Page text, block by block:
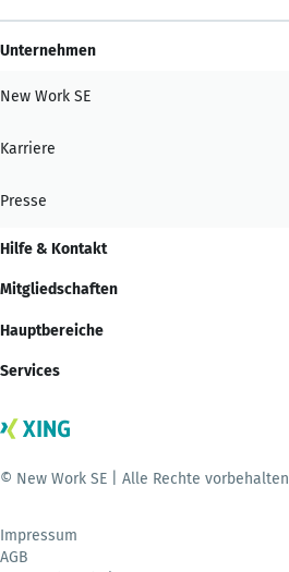
Unternehmen
New Work SE
Karriere
Presse
Hilfe & Kontakt
Mitgliedschaften
Hauptbereiche
Services
© New Work SE | Alle Rechte vorbehalten
Impressum
AGB